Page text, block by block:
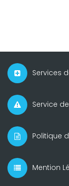
Services
Service
Politique
Mention